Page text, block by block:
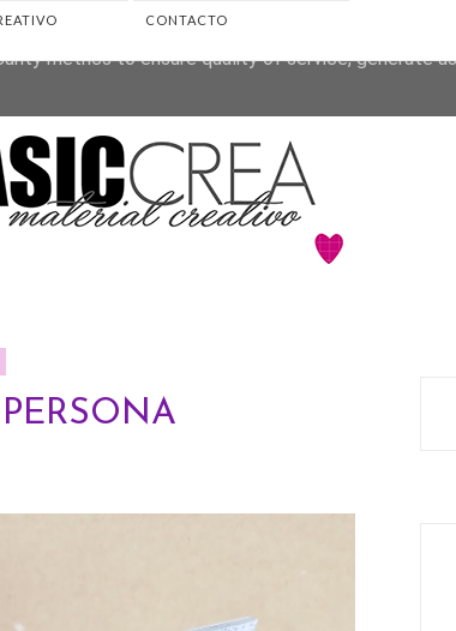
CONTACTO
and to analyze traffic. Your IP address and user-
metrics to ensure quality of service, generate